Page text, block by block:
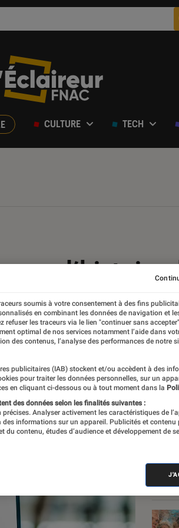
CULTURE TECH
sur l’histoire
soumis à votre consentement à des fins
en combinant les données de navigation et
refuser les traceurs via le lien "continuer sans
optimal de nos services notamment l’aide dans
des contenus, l’analyse des performances de notre
publicitaires (IAB) stockent et/ou accèdent à des
pour traiter les données personnelles, sur un
en cliquant ci-dessous ou à tout moment dans la
des données selon les finalités suivantes :
Analyser activement les caractéristiques de
des informations sur un appareil. Publicités et contenu
du contenu, études d’audience et développement de